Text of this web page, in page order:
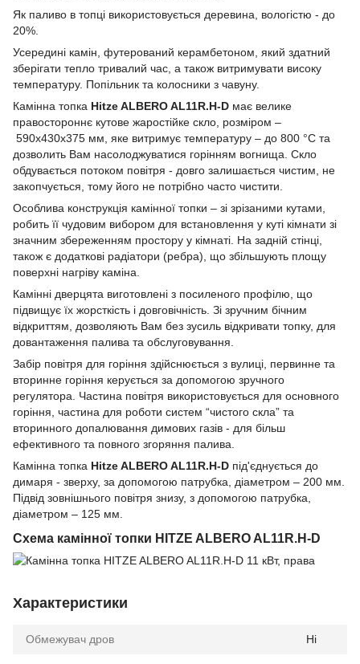
Як паливо в топці використовується деревина, вологістю - до
20%.
Усередині камін, футерований керамбетоном, який здатний
зберігати тепло тривалий час, а також витримувати високу
температуру. Попільник та колосники з чавуну.
Камінна топка Hitze ALBERO AL11R.H-D має велике
правостороннє кутове жаростійке скло, розміром –
590x430х375 мм, яке витримує температуру – до 800 °C та
дозволить Вам насолоджуватися горінням вогнища. Скло
обдувається потоком повітря - довго залишається чистим, не
закопчується, тому його не потрібно часто чистити.
Особлива конструкція камінної топки – зі зрізаними кутами,
робить її чудовим вибором для встановлення у куті кімнати зі
значним збереженням простору у кімнаті. На задній стінці,
також є додаткові радіатори (ребра), що збільшують площу
поверхні нагріву каміна.
Камінні дверцята виготовлені з посиленого профілю, що
підвищує їх жорсткість і довговічність. Зі зручним бічним
відкриттям, дозволяють Вам без зусиль відкривати топку, для
довантаження палива та обслуговування.
Забір повітря для горіння здійснюється з вулиці, первинне та
вторинне горіння керується за допомогою зручного
регулятора. Частина повітря використовується для основного
горіння, частина для роботи систем “чистого скла” та
вторинного допалювання димових газів - для більш
ефективного та повного згоряння палива.
Камінна топка Hitze ALBERO AL11R.H-D під'єднується до
димаря - зверху, за допомогою патрубка, діаметром – 200 мм.
Підвід зовнішнього повітря знизу, з допомогою патрубка,
діаметром – 125 мм.
Схема камінної топки HITZE ALBERO AL11R.H-D
Характеристики
Обмежувач дров Ні